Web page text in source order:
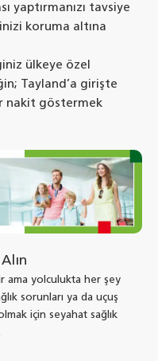
yaptırmanızı tavsiye
koruma altına
ülkeye özel
Tayland’a girişte
nakit göstermek
ama yolculukta her şey
sorunları ya da uçuş
için seyahat sağlık